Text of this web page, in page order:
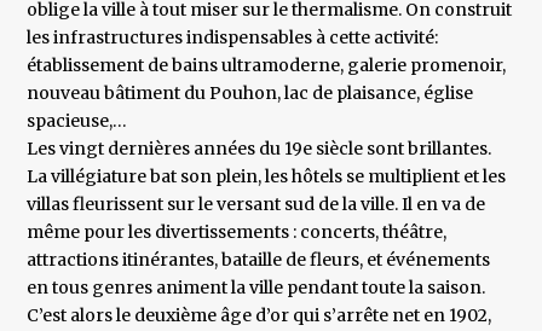
oblige la ville à tout miser sur le thermalisme. On construit
les infrastructures indispensables à cette activité:
établissement de bains ultramoderne, galerie promenoir,
nouveau bâtiment du Pouhon, lac de plaisance, église
spacieuse,…
Les vingt dernières années du 19e siècle sont brillantes.
La villégiature bat son plein, les hôtels se multiplient et les
villas fleurissent sur le versant sud de la ville. Il en va de
même pour les divertissements : concerts, théâtre,
attractions itinérantes, bataille de fleurs, et événements
en tous genres animent la ville pendant toute la saison.
C’est alors le deuxième âge d’or qui s’arrête net en 1902,